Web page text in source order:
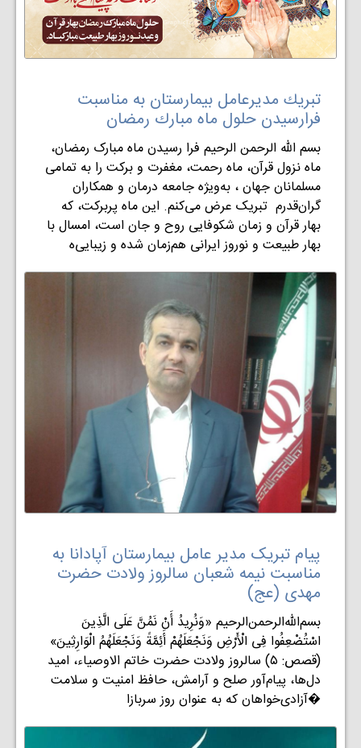
تبريك مديرعامل بيمارستان به مناسبت
فرارسيدن حلول ماه مبارك رمضان
بسم الله الرحمن الرحیم فرا رسیدن ماه مبارک رمضان،
ماه نزول قرآن، ماه رحمت، مغفرت و برکت را به تمامی
مسلمانان جهان ، به‌ویژه جامعه درمان و همکاران
گران‌قدرم تبریک عرض می‌کنم. این ماه پربرکت، که
بهار قرآن و زمان شکوفایی روح و جان است، امسال با
بهار طبیعت و نوروز ایرانی هم‌زمان شده و زیبایی‌ه
پیام تبریک مدير عامل بيمارستان آپادانا به
مناسبت نیمه شعبان سالروز ولادت حضرت
مهدی (عج)
بسم‌الله‌الرحمن‌الرحیم «وَنُرِیدُ أَنْ نَمُنَّ عَلَى الَّذِینَ
اسْتُضْعِفُوا فِی الْأَرْضِ وَنَجْعَلَهُمْ أَئِمَّةً وَنَجْعَلَهُمُ الْوَارِثِینَ»
(قصص: ۵) سالروز ولادت حضرت خاتم الاوصیاء، امید
دل‌ها، پیام‌آور صلح و آرامش، حافظ امنیت و سلامت
آزادی‌خواهان که به عنوان روز سربازا�